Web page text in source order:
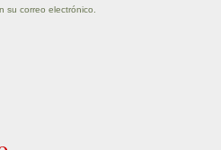
su correo electrónico.